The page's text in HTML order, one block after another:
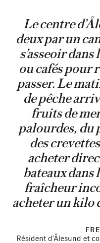
Le centre
deux par un
s’asseoir
ou cafés pour
passer. Le
de pêche
fruits de
palourdes, du
des
acheter
bateaux dans
fraîcheur
acheter un kilo
Résident d’Ålesund et